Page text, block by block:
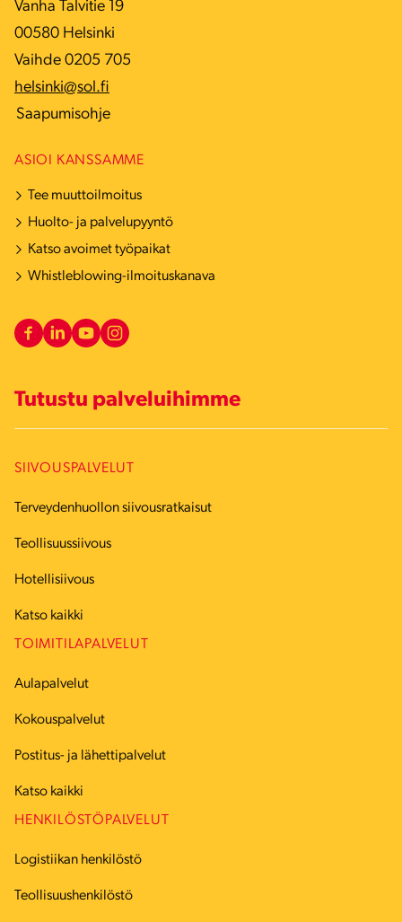
Vanha Talvitie 19
00580 Helsinki
Vaihde 0205 705
helsinki@sol.fi
Saapumisohje
ASIOI KANSSAMME
Tee muuttoilmoitus
Huolto- ja palvelupyyntö
Katso avoimet työpaikat
Whistleblowing-ilmoituskanava
Tutustu palveluihimme
SIIVOUSPALVELUT
Terveydenhuollon siivousratkaisut
Teollisuussiivous
Hotellisiivous
Katso kaikki
TOIMITILAPALVELUT
Aulapalvelut
Kokouspalvelut
Postitus- ja lähettipalvelut
Katso kaikki
HENKILÖSTÖPALVELUT
Logistiikan henkilöstö
Teollisuushenkilöstö